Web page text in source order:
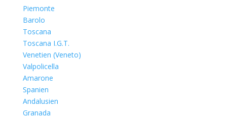
Piemonte
Barolo
Toscana
Toscana I.G.T.
Venetien (Veneto)
Valpolicella
Amarone
Spanien
Andalusien
Granada